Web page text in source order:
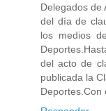
Delegados de
del día de
los medios
del acto de
publicada la
Deportes.Con